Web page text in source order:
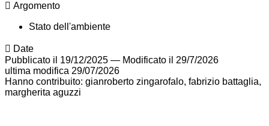
Argomento
Stato dell'ambiente
Date
Pubblicato il 19/12/2025 — Modificato il 29/7/2026
ultima modifica 29/07/2026
Hanno contribuito: gianroberto zingarofalo, fabrizio battaglia,
margherita aguzzi